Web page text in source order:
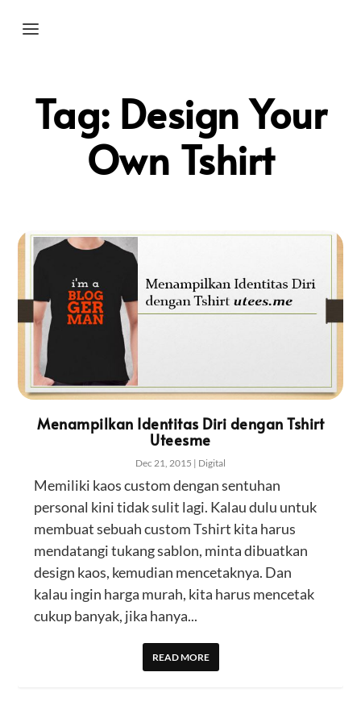
Tag: Design Your
Own Tshirt
Menampilkan Identitas Diri dengan Tshirt
Uteesme
Dec 21, 2015 | Digital
Memiliki kaos custom dengan sentuhan
personal kini tidak sulit lagi. Kalau dulu untuk
membuat sebuah custom Tshirt kita harus
mendatangi tukang sablon, minta dibuatkan
design kaos, kemudian mencetaknya. Dan
kalau ingin harga murah, kita harus mencetak
cukup banyak, jika hanya...
READ MORE